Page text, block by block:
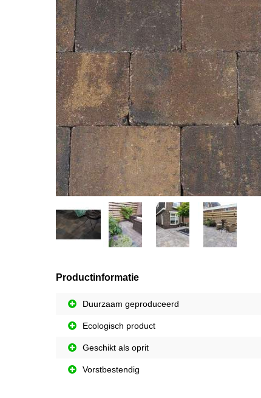
Productinformatie
Duurzaam geproduceerd
Ecologisch product
Geschikt als oprit
Vorstbestendig